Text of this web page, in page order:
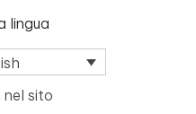
lingua
nel sito